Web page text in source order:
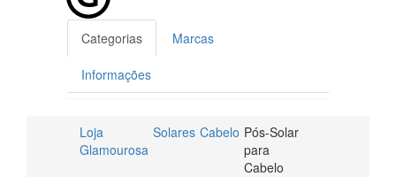
Categorias Marcas
Informações
Loja
Glamourosa
Solares Cabelo Pós-Solar
para
Cabelo